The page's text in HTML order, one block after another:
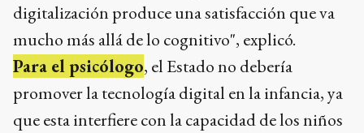
digitalización produce una satisfacción que va
mucho más allá de lo cognitivo", explicó.
Para el psicólogo, el Estado no debería
promover la tecnología digital en la infancia, ya
que esta interfiere con la capacidad de los niños